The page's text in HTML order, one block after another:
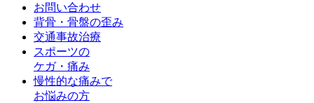
お問い合わせ
背骨・骨盤の歪み
交通事故治療
スポーツの
ケガ・痛み
慢性的な痛みで
お悩みの方